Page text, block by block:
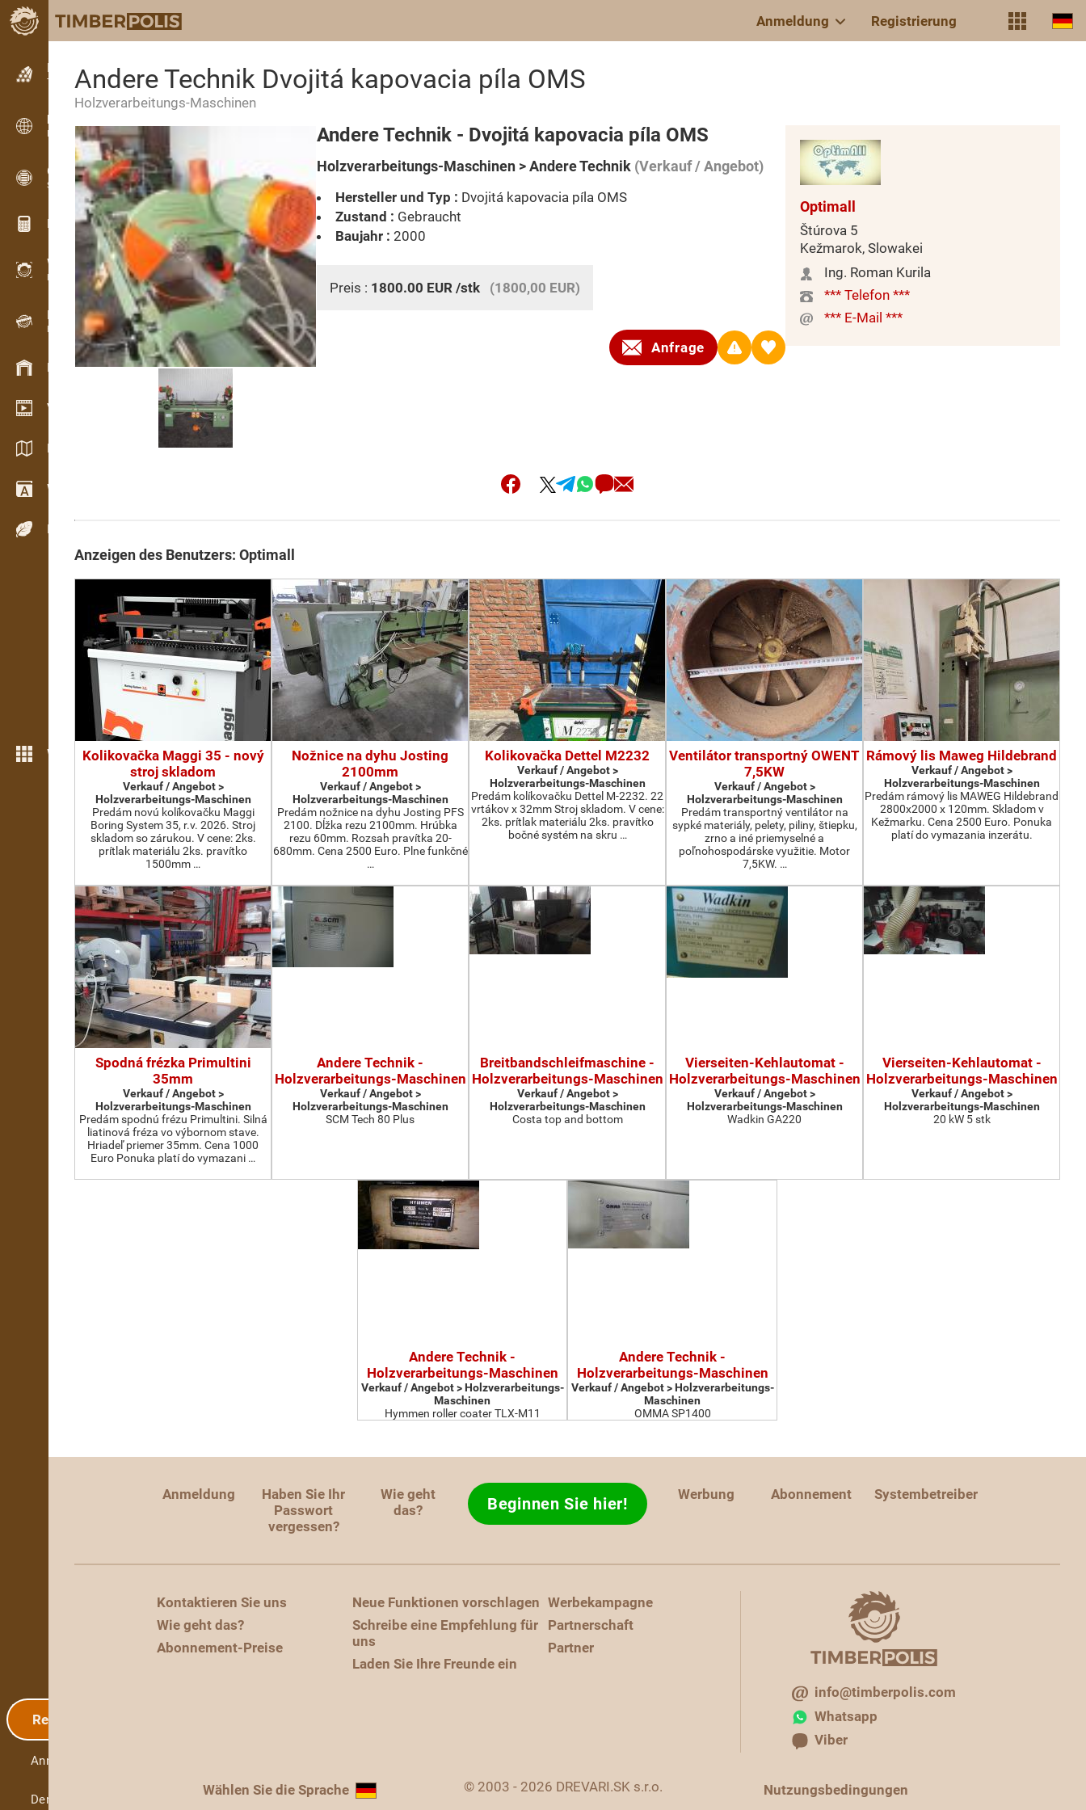
Anmeldung Registrierung
Kleinanzeigen
Textanzeigen
Kleinanzeigen
Internationale Anzeigen
OPTI-TIMB
Schnittbilder
Holz-Rechner
WoodProfi
Holzvolumen mit KI
Registriergerät
Holzbestandsaufnahme im Gelände
Bestandsmanagement
Video Showroom
Kataloge / Broschüren
Wörterbuch
Holzarten
Weitere Funktionen
Registrierung
Anmeldung
Demo
Andere Technik Dvojitá kapovacia píla OMS
Holzverarbeitungs-Maschinen
Andere Technik - Dvojitá kapovacia píla OMS
Holzverarbeitungs-Maschinen > Andere Technik (Verkauf / Angebot)
Hersteller und Typ : Dvojitá kapovacia píla OMS
Zustand : Gebraucht
Baujahr : 2000
Preis : 1800.00 EUR /stk (1800,00 EUR)
Anfrage
Optimall
Štúrova 5
Kežmarok, Slowakei
Ing. Roman Kurila
*** Telefon ***
*** E-Mail ***
Anzeigen des Benutzers: Optimall
Kolikovačka Maggi 35 - nový
stroj skladom
Verkauf / Angebot >
Holzverarbeitungs-Maschinen
Predám novú kolíkovačku Maggi
Boring System 35, r.v. 2026. Stroj
skladom so zárukou. V cene: 2ks.
prítlak materiálu 2ks. pravítko
1500mm …
Nožnice na dyhu Josting
2100mm
Verkauf / Angebot >
Holzverarbeitungs-Maschinen
Predám nožnice na dyhu Josting PFS
2100. Dĺžka rezu 2100mm. Hrúbka
rezu 60mm. Rozsah pravítka 20-
680mm. Cena 2500 Euro. Plne funkčné
…
Kolikovačka Dettel M2232
Verkauf / Angebot >
Holzverarbeitungs-Maschinen
Predám kolíkovačku Dettel M-2232. 22
vrtákov x 32mm Stroj skladom. V cene:
2ks. prítlak materiálu 2ks. pravítko
bočné systém na skru …
Ventilátor transportný OWENT
7,5KW
Verkauf / Angebot >
Holzverarbeitungs-Maschinen
Predám transportný ventilátor na
sypké materiály, pelety, piliny, štiepku,
zrno a iné priemyselné a
poľnohospodárske využitie. Motor
7,5KW. …
Rámový lis Maweg Hildebrand
Verkauf / Angebot >
Holzverarbeitungs-Maschinen
Predám rámový lis MAWEG Hildebrand
2800x2000 x 120mm. Skladom v
Kežmarku. Cena 2500 Euro. Ponuka
platí do vymazania inzerátu.
Spodná frézka Primultini
35mm
Verkauf / Angebot >
Holzverarbeitungs-Maschinen
Predám spodnú frézu Primultini. Silná
liatinová fréza vo výbornom stave.
Hriadeľ priemer 35mm. Cena 1000
Euro Ponuka platí do vymazani …
Andere Technik -
Holzverarbeitungs-Maschinen
Verkauf / Angebot >
Holzverarbeitungs-Maschinen
SCM Tech 80 Plus
Breitbandschleifmaschine -
Holzverarbeitungs-Maschinen
Verkauf / Angebot >
Holzverarbeitungs-Maschinen
Costa top and bottom
Vierseiten-Kehlautomat -
Holzverarbeitungs-Maschinen
Verkauf / Angebot >
Holzverarbeitungs-Maschinen
Wadkin GA220
Vierseiten-Kehlautomat -
Holzverarbeitungs-Maschinen
Verkauf / Angebot >
Holzverarbeitungs-Maschinen
20 kW 5 stk
Andere Technik -
Holzverarbeitungs-Maschinen
Verkauf / Angebot > Holzverarbeitungs-
Maschinen
Hymmen roller coater TLX-M11
Andere Technik -
Holzverarbeitungs-Maschinen
Verkauf / Angebot > Holzverarbeitungs-
Maschinen
OMMA SP1400
Anmeldung
Haben Sie Ihr
Passwort
vergessen?
Wie geht
das?
Beginnen Sie hier! Werbung Abonnement Systembetreiber
Kontaktieren Sie uns
Wie geht das?
Abonnement-Preise
Neue Funktionen vorschlagen
Schreibe eine Empfehlung für
uns
Laden Sie Ihre Freunde ein
Werbekampagne
Partnerschaft
Partner
info@timberpolis.com
Whatsapp
Viber
Wählen Sie die Sprache © 2003 - 2026 DREVARI.SK s.r.o. Nutzungsbedingungen